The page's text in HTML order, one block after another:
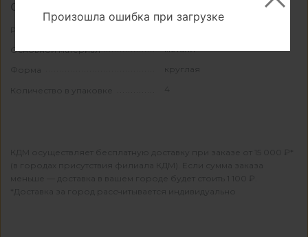
Свойства и материалы
Регулировка
Основной материал металл
Форма круглая
Количество в упаковке 4
КДМ осуществляет бесплатную доставку при заказе от 15 000 ₽*
(в городах присутствия филиала КДМ). Если сумма заказа
меньше — доставка в вашем городе будет стоить 1 100 ₽.
*Доставка за город рассчитывается индивидуально
Произошла ошибка при загрузке